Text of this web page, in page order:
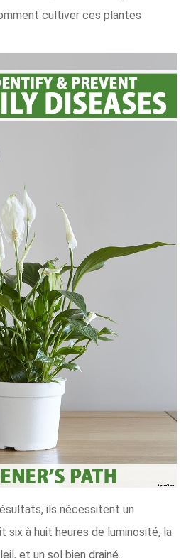
cultiver ces plantes
ils nécessitent un
six à huit heures de luminosité, la
et un sol bien drainé.